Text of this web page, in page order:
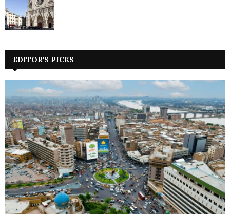
EDITOR'S PICKS